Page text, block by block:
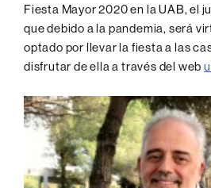
Fiesta Mayor 2020 en la UAB, el
que debido a la pandemia, será
optado por llevar la fiesta a las
disfrutar de ella a través del web